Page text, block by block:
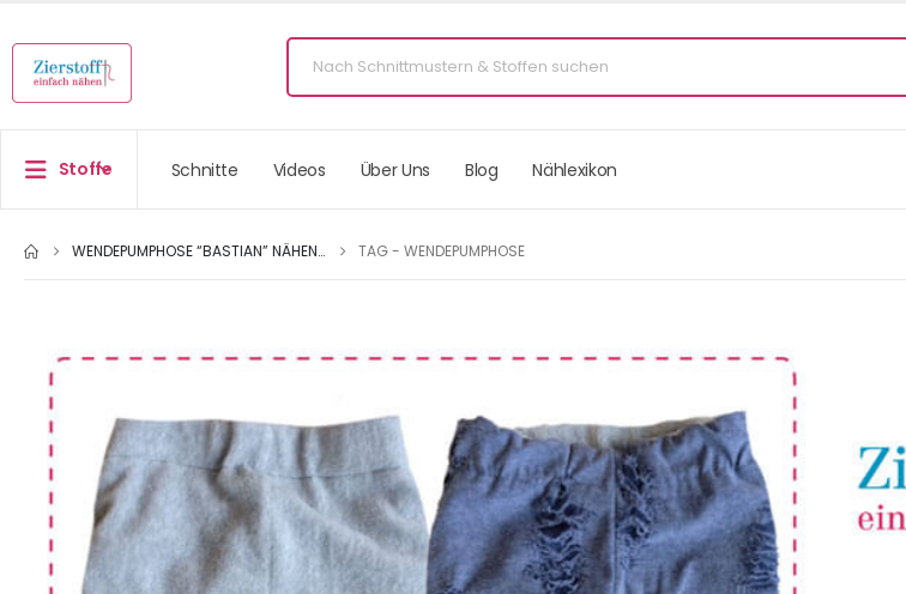
Stoffe Schnitte Videos Über Uns Blog Nählexikon
WENDEPUMPHOSE “BASTIAN” NÄHEN… TAG - WENDEPUMPHOSE